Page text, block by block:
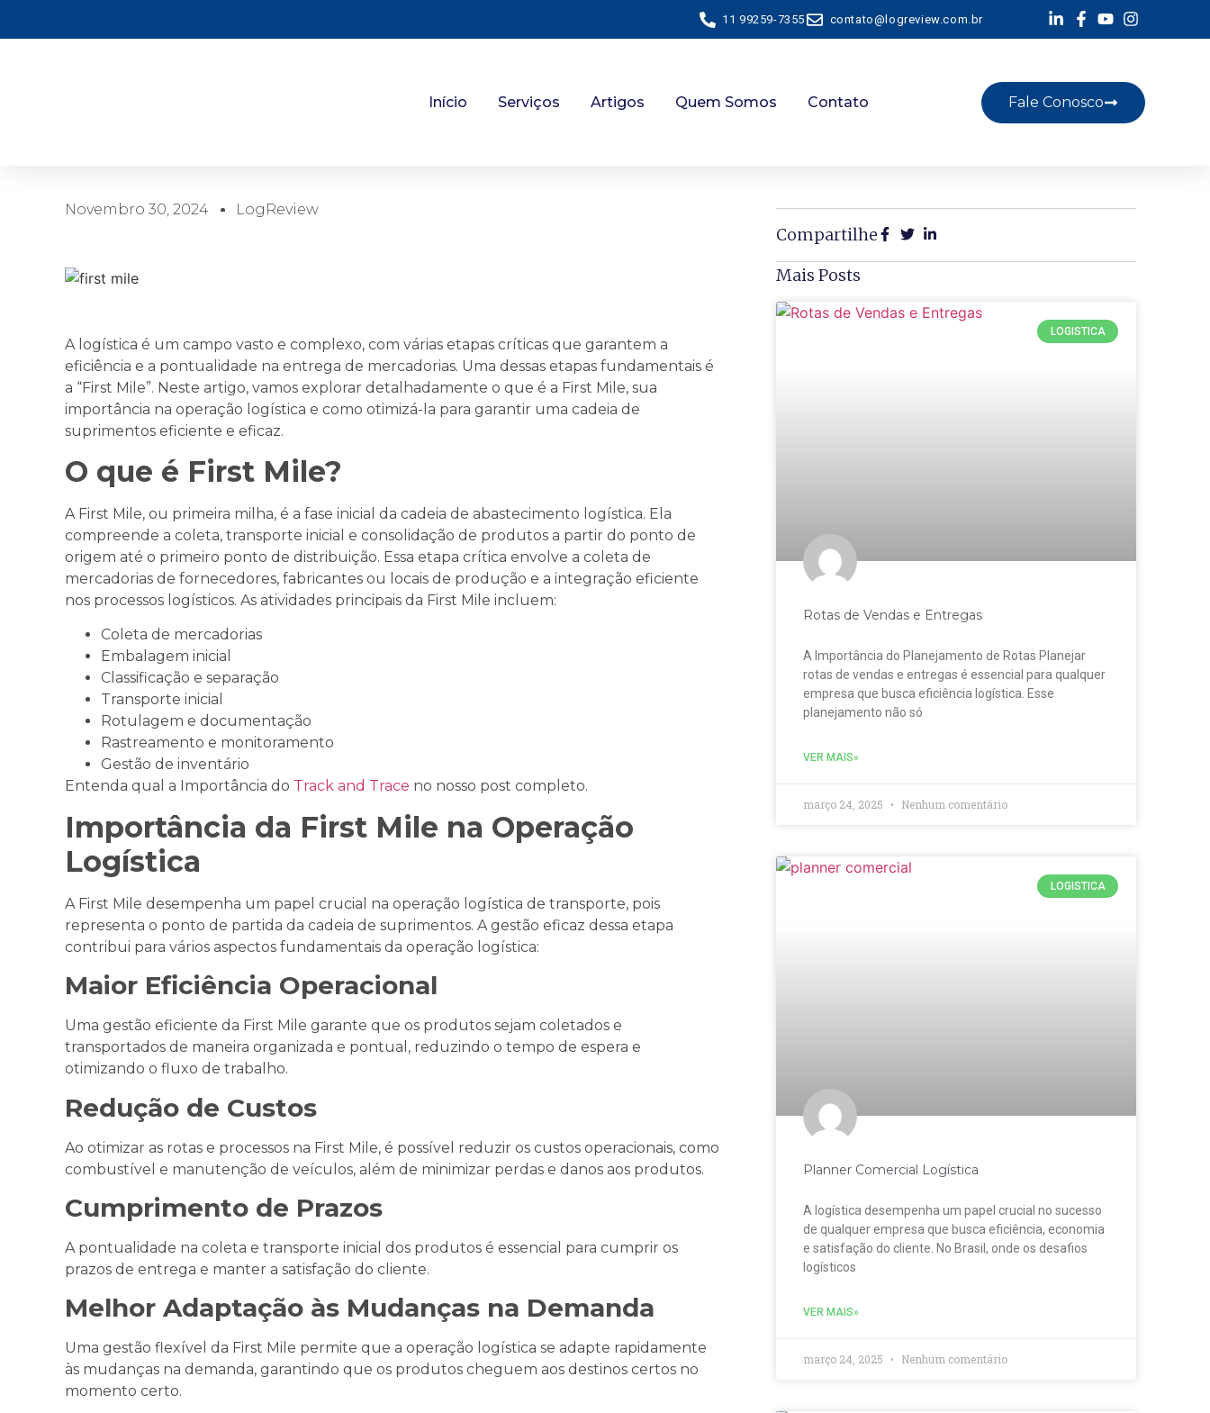
11 99259-7355 contato@logreview.com.br
Início Serviços Artigos Quem Somos Contato Fale Conosco
Novembro 30, 2024 LogReview
A logística é um campo vasto e complexo, com várias etapas críticas que garantem a
eficiência e a pontualidade na entrega de mercadorias. Uma dessas etapas fundamentais é
a “First Mile”. Neste artigo, vamos explorar detalhadamente o que é a First Mile, sua
importância na operação logística e como otimizá-la para garantir uma cadeia de
suprimentos eficiente e eficaz.
O que é First Mile?
A First Mile, ou primeira milha, é a fase inicial da cadeia de abastecimento logística. Ela
compreende a coleta, transporte inicial e consolidação de produtos a partir do ponto de
origem até o primeiro ponto de distribuição. Essa etapa crítica envolve a coleta de
mercadorias de fornecedores, fabricantes ou locais de produção e a integração eficiente
nos processos logísticos. As atividades principais da First Mile incluem:
Coleta de mercadorias
Embalagem inicial
Classificação e separação
Transporte inicial
Rotulagem e documentação
Rastreamento e monitoramento
Gestão de inventário
Entenda qual a Importância do Track and Trace no nosso post completo.
Importância da First Mile na Operação
Logística
A First Mile desempenha um papel crucial na operação logística de transporte, pois
representa o ponto de partida da cadeia de suprimentos. A gestão eficaz dessa etapa
contribui para vários aspectos fundamentais da operação logística:
Maior Eficiência Operacional
Uma gestão eficiente da First Mile garante que os produtos sejam coletados e
transportados de maneira organizada e pontual, reduzindo o tempo de espera e
otimizando o fluxo de trabalho.
Redução de Custos
Ao otimizar as rotas e processos na First Mile, é possível reduzir os custos operacionais, como
combustível e manutenção de veículos, além de minimizar perdas e danos aos produtos.
Cumprimento de Prazos
A pontualidade na coleta e transporte inicial dos produtos é essencial para cumprir os
prazos de entrega e manter a satisfação do cliente.
Melhor Adaptação às Mudanças na Demanda
Uma gestão flexível da First Mile permite que a operação logística se adapte rapidamente
às mudanças na demanda, garantindo que os produtos cheguem aos destinos certos no
momento certo.
Compartilhe
Mais Posts
LOGISTICA
Rotas de Vendas e Entregas
A Importância do Planejamento de Rotas Planejar
rotas de vendas e entregas é essencial para qualquer
empresa que busca eficiência logística. Esse
planejamento não só
VER MAIS»
março 24, 2025 Nenhum comentário
LOGISTICA
Planner Comercial Logística
A logística desempenha um papel crucial no sucesso
de qualquer empresa que busca eficiência, economia
e satisfação do cliente. No Brasil, onde os desafios
logísticos
VER MAIS»
março 24, 2025 Nenhum comentário